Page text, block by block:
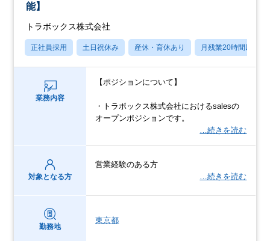
能】
トラボックス株式会社
正社員採用 土日祝休み 産休・育休あり 月残業20時間以内
業務内容
【ポジションについて】
・トラボックス株式会社におけるsalesの
オープンポジションです。
…続きを読む
対象となる方
営業経験のある方
…続きを読む
勤務地
東京都